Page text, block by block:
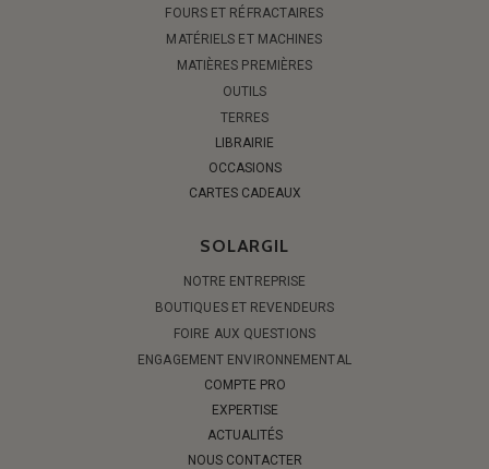
FOURS ET RÉFRACTAIRES
MATÉRIELS ET MACHINES
MATIÈRES PREMIÈRES
OUTILS
TERRES
LIBRAIRIE
OCCASIONS
CARTES CADEAUX
SOLARGIL
NOTRE ENTREPRISE
BOUTIQUES ET REVENDEURS
FOIRE AUX QUESTIONS
ENGAGEMENT ENVIRONNEMENTAL
COMPTE PRO
EXPERTISE
ACTUALITÉS
NOUS CONTACTER